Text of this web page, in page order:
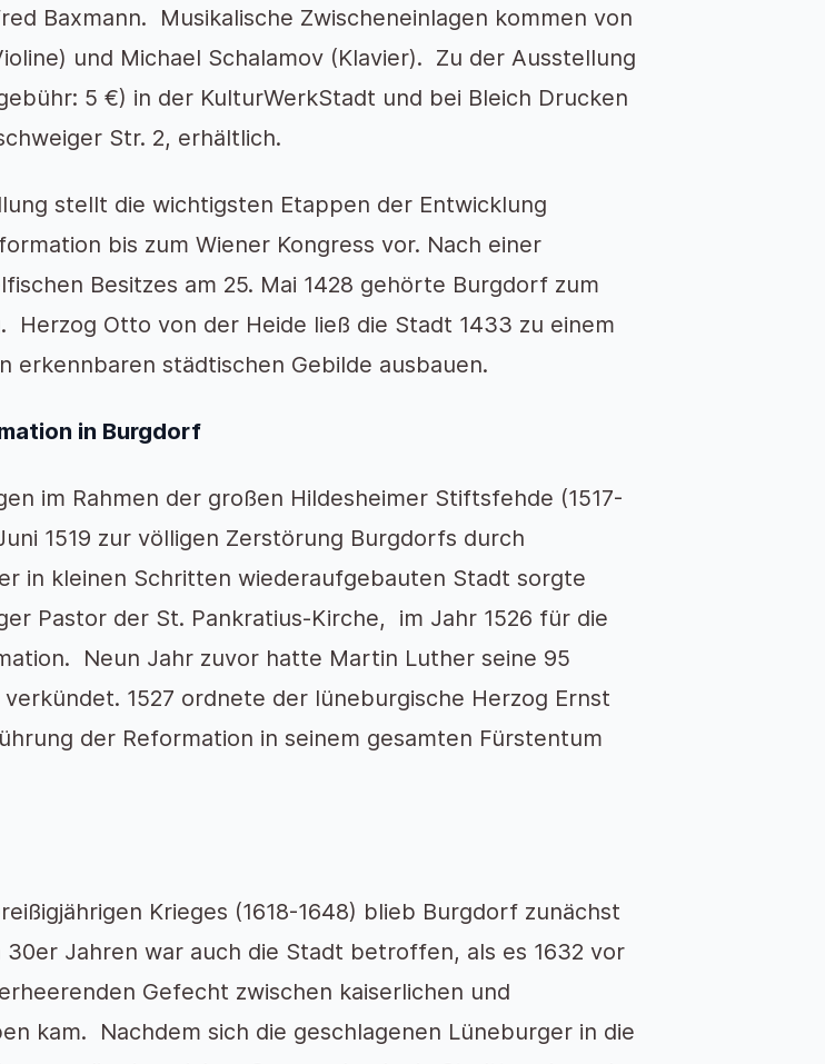
Baxmann. Musikalische Zwischeneinlagen kommen von
und Michael Schalamov (Klavier). Zu der Ausstellung
5 €) in der KulturWerkStadt und bei Bleich Drucken
Str. 2, erhältlich.
stellt die wichtigsten Etappen der Entwicklung
bis zum Wiener Kongress vor. Nach einer
Besitzes am 25. Mai 1428 gehörte Burgdorf zum
Herzog Otto von der Heide ließ die Stadt 1433 zu einem
erkennbaren städtischen Gebilde ausbauen.
in Burgdorf
im Rahmen der großen Hildesheimer Stiftsfehde (1517-
1519 zur völligen Zerstörung Burgdorfs durch
in kleinen Schritten wiederaufgebauten Stadt sorgte
Pastor der St. Pankratius-Kirche, im Jahr 1526 für die
Neun Jahr zuvor hatte Martin Luther seine 95
1527 ordnete der lüneburgische Herzog Ernst
der Reformation in seinem gesamten Fürstentum
Krieges (1618-1648) blieb Burgdorf zunächst
Jahren war auch die Stadt betroffen, als es 1632 vor
Gefecht zwischen kaiserlichen und
kam. Nachdem sich die geschlagenen Lüneburger in die